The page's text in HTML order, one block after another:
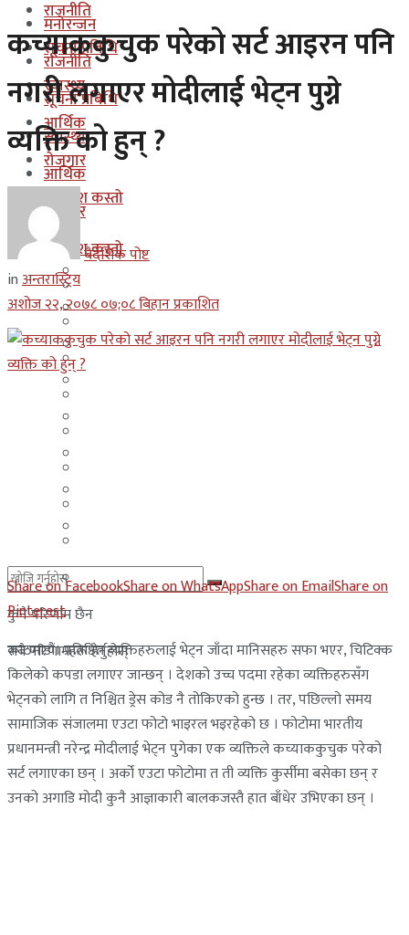
राजनीति
सूचना प्रबिधि
स्वास्थ्य
आर्थिक
रोजगार
कुन देश कस्तो
इजरायल
कुवेत
दक्षिण कोरीया
कुनै परिणाम छैन
सबै परिणामहरू हेर्नुहोस्
मनोरन्जन
राजनीति
सूचना प्रबिधि
स्वास्थ्य
आर्थिक
रोजगार
कुन देश कस्तो
कुवेत
साउदी अरब
कच्याककुचुक परेको सर्ट आइरन पनि
नगरी लगाएर मोदीलाई भेट्न पुग्ने
व्यक्ति को हुन् ?
बैदेशिक पोष्ट
inअन्तरास्ट्रिय
अशोज २२, २०७८ ०७;०८ बिहान प्रकाशित
Share on FacebookShare on WhatsAppShare on EmailShare on
Pinterest
काठमाडौं। प्रतिष्ठित व्यक्तिहरुलाई भेट्न जाँदा मानिसहरु सफा भएर, चिटिक्क
किलेको कपडा लगाएर जान्छन् । देशको उच्च पदमा रहेका व्यक्तिहरुसँग
भेट्नको लागि त निश्चित ड्रेस कोड नै तोकिएको हुन्छ । तर, पछिल्लो समय
सामाजिक संजालमा एउटा फोटो भाइरल भइरहेको छ । फोटोमा भारतीय
प्रधानमन्त्री नरेन्द्र मोदीलाई भेट्न पुगेका एक व्यक्तिले कच्याककुचुक परेको
सर्ट लगाएका छन् । अर्को एउटा फोटोमा त ती व्यक्ति कुर्सीमा बसेका छन् र
उनको अगाडि मोदी कुनै आज्ञाकारी बालकजस्तै हात बाँधेर उभिएका छन् ।